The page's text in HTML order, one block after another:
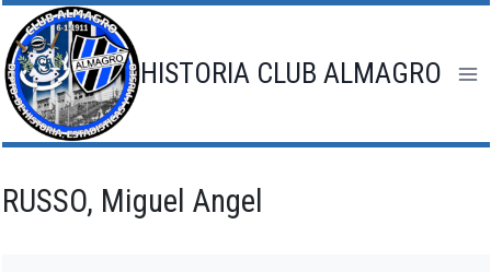
Saltar
al
contenido
HISTORIA CLUB ALMAGRO
RUSSO, Miguel Angel